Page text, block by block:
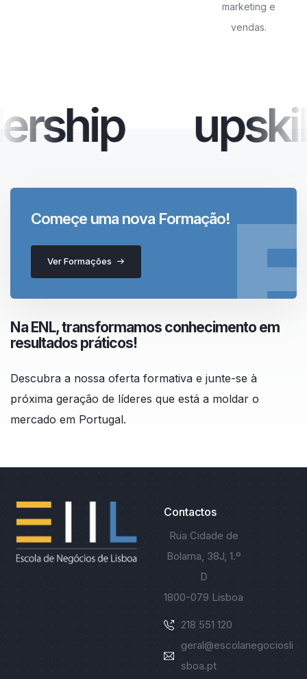
marketing e
vendas.
Começe uma nova Formação!
Ver Formações
Na ENL, transformamos conhecimento em
resultados práticos!
Descubra a nossa oferta formativa e junte-se à
próxima geração de líderes que está a moldar o
mercado em Portugal.
Contactos
Rua Cidade de
Bolama, 38J, 1.º
D
1800-079 Lisboa
218 551 120
geral@escolanegociosli
sboa.pt